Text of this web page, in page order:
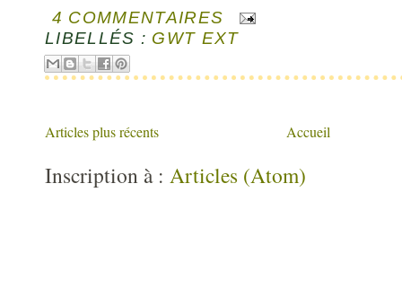
4 COMMENTAIRES
LIBELLÉS : GWT EXT
Articles plus récents Accueil
Inscription à : Articles (Atom)